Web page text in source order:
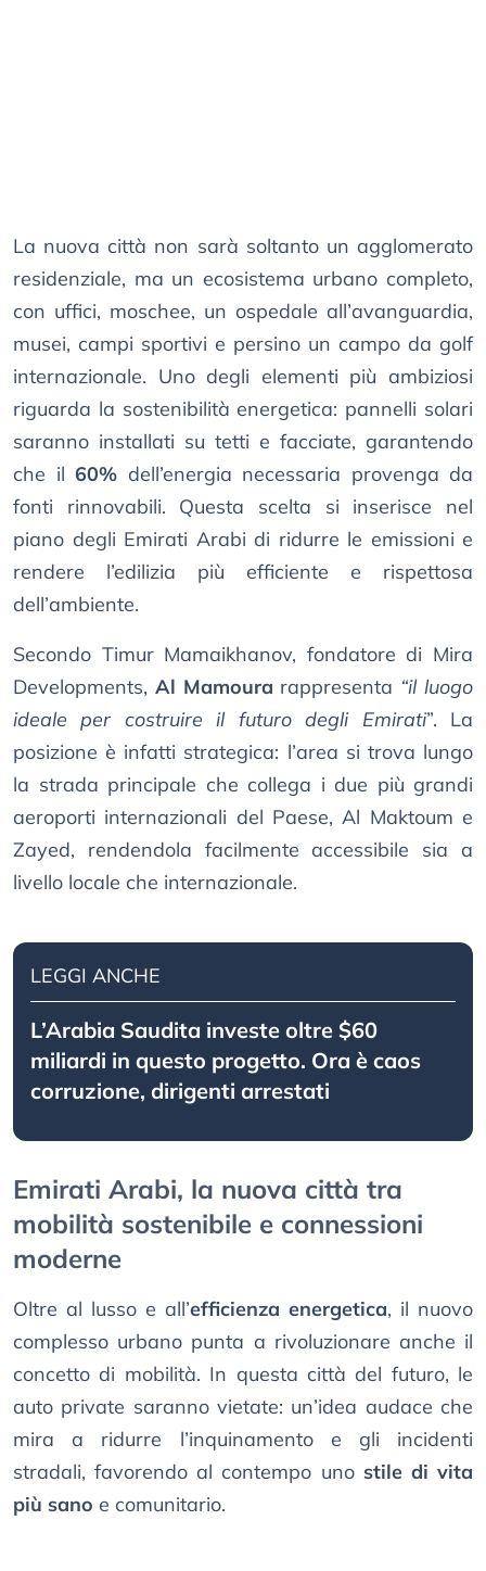
La nuova città non sarà soltanto un agglomerato
residenziale, ma un ecosistema urbano completo,
con uffici, moschee, un ospedale all’avanguardia,
musei, campi sportivi e persino un campo da golf
internazionale. Uno degli elementi più ambiziosi
riguarda la sostenibilità energetica: pannelli solari
saranno installati su tetti e facciate, garantendo
che il 60% dell’energia necessaria provenga da
fonti rinnovabili. Questa scelta si inserisce nel
piano degli Emirati Arabi di ridurre le emissioni e
rendere l’edilizia più efficiente e rispettosa
dell’ambiente.
Secondo Timur Mamaikhanov, fondatore di Mira
Developments, Al Mamoura rappresenta “il luogo
ideale per costruire il futuro degli Emirati”. La
posizione è infatti strategica: l’area si trova lungo
la strada principale che collega i due più grandi
aeroporti internazionali del Paese, Al Maktoum e
Zayed, rendendola facilmente accessibile sia a
livello locale che internazionale.
LEGGI ANCHE
L’Arabia Saudita investe oltre $60
miliardi in questo progetto. Ora è caos
corruzione, dirigenti arrestati
Emirati Arabi, la nuova città tra
mobilità sostenibile e connessioni
moderne
Oltre al lusso e all’efficienza energetica, il nuovo
complesso urbano punta a rivoluzionare anche il
concetto di mobilità. In questa città del futuro, le
auto private saranno vietate: un’idea audace che
mira a ridurre l’inquinamento e gli incidenti
stradali, favorendo al contempo unostile di vita
più sano e comunitario.